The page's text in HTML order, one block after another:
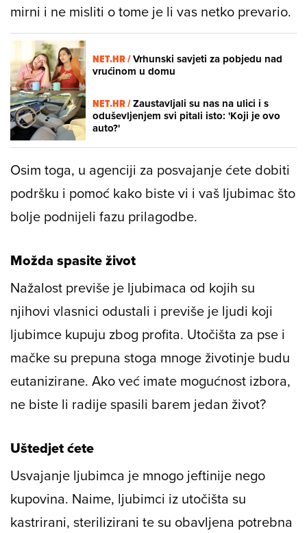
mirni i ne misliti o tome je li vas netko prevario.
NET.HR /Vrhunski savjeti za pobjedu nad
vrućinom u domu
NET.HR /Zaustavljali su nas na ulici i s
oduševljenjem svi pitali isto: 'Koji je ovo
auto?'
Osim toga, u agenciji za posvajanje ćete dobiti
podršku i pomoć kako biste vi i vaš ljubimac što
bolje podnijeli fazu prilagodbe.
Možda spasite život
Nažalost previše je ljubimaca od kojih su
njihovi vlasnici odustali i previše je ljudi koji
ljubimce kupuju zbog profita. Utočišta za pse i
mačke su prepuna stoga mnoge životinje budu
eutanizirane. Ako već imate mogućnost izbora,
ne biste li radije spasili barem jedan život?
Uštedjet ćete
Usvajanje ljubimca je mnogo jeftinije nego
kupovina. Naime, ljubimci iz utočišta su
kastrirani, sterilizirani te su obavljena potrebna